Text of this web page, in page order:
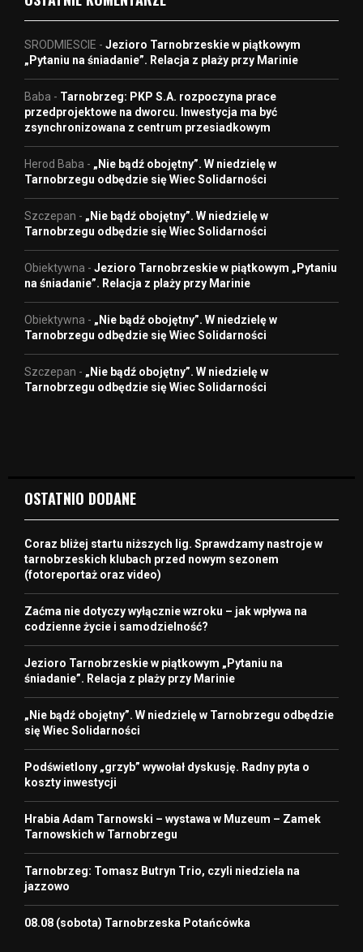
SRODMIESCIE - Jezioro Tarnobrzeskie w piątkowym
„Pytaniu na śniadanie”. Relacja z plaży przy Marinie
Baba - Tarnobrzeg: PKP S.A. rozpoczyna prace
przedprojektowe na dworcu. Inwestycja ma być
zsynchronizowana z centrum przesiadkowym
Herod Baba - „Nie bądź obojętny”. W niedzielę w
Tarnobrzegu odbędzie się Wiec Solidarności
Szczepan - „Nie bądź obojętny”. W niedzielę w
Tarnobrzegu odbędzie się Wiec Solidarności
Obiektywna - Jezioro Tarnobrzeskie w piątkowym „Pytaniu
na śniadanie”. Relacja z plaży przy Marinie
Obiektywna - „Nie bądź obojętny”. W niedzielę w
Tarnobrzegu odbędzie się Wiec Solidarności
Szczepan - „Nie bądź obojętny”. W niedzielę w
Tarnobrzegu odbędzie się Wiec Solidarności
OSTATNIO DODANE
Coraz bliżej startu niższych lig. Sprawdzamy nastroje w
tarnobrzeskich klubach przed nowym sezonem
(fotoreportaż oraz video)
Zaćma nie dotyczy wyłącznie wzroku – jak wpływa na
codzienne życie i samodzielność?
Jezioro Tarnobrzeskie w piątkowym „Pytaniu na
śniadanie”. Relacja z plaży przy Marinie
„Nie bądź obojętny”. W niedzielę w Tarnobrzegu odbędzie
się Wiec Solidarności
Podświetlony „grzyb” wywołał dyskusję. Radny pyta o
koszty inwestycji
Hrabia Adam Tarnowski – wystawa w Muzeum – Zamek
Tarnowskich w Tarnobrzegu
Tarnobrzeg: Tomasz Butryn Trio, czyli niedziela na
jazzowo
08.08 (sobota) Tarnobrzeska Potańcówka